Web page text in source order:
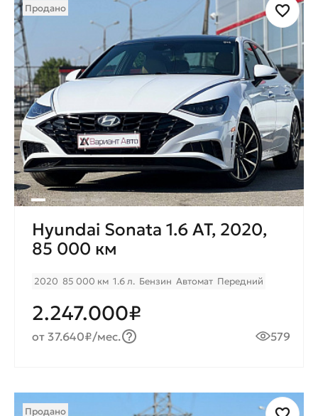
комфортного ежемесячного
Продано
Hyundai Sonata 1.6 AT, 2020,
85 000 км
2020 85 000 км 1.6 л. Бензин Автомат Передний
2.247.000₽
от 37.640₽/мес. 579
Продано